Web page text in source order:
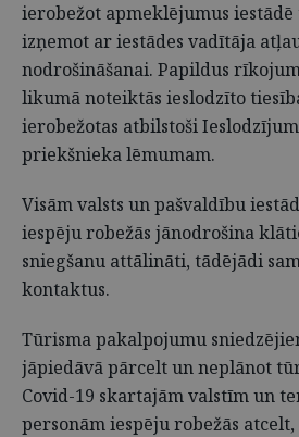
ierobežot apmeklējumus
izņemot ar iestādes vadītāja
nodrošināšanai. Papildus
likumā noteiktās ieslodzīto
ierobežotas atbilstoši
priekšnieka lēmumam.
Visām valsts un pašvaldību
iespēju robežās jānodrošina
sniegšanu attālināti, tādējādi
kontaktus.
Tūrisma pakalpojumu
jāpiedāvā pārcelt un neplānot
Covid-19 skartajām valstīm un
personām iespēju robežās